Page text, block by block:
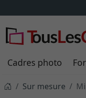
Cadres photo
Sur mesure